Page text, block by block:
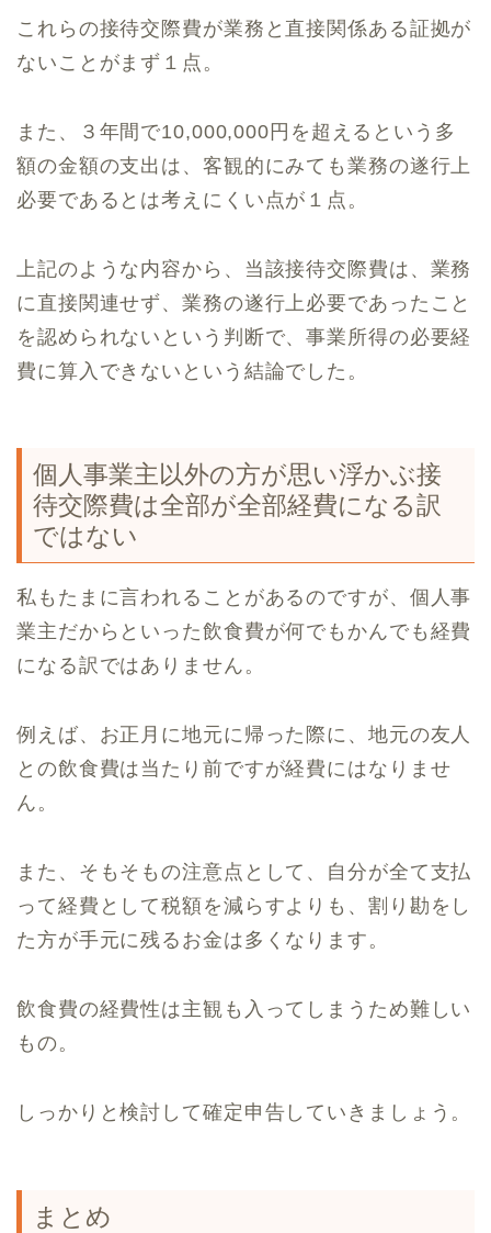
これらの接待交際費が業務と直接関係ある証拠が
ないことがまず１点。
また、３年間で10,000,000円を超えるという多
額の金額の支出は、客観的にみても業務の遂行上
必要であるとは考えにくい点が１点。
上記のような内容から、当該接待交際費は、業務
に直接関連せず、業務の遂行上必要であったこと
を認められないという判断で、事業所得の必要経
費に算入できないという結論でした。
個人事業主以外の方が思い浮かぶ接
待交際費は全部が全部経費になる訳
ではない
私もたまに言われることがあるのですが、個人事
業主だからといった飲食費が何でもかんでも経費
になる訳ではありません。
例えば、お正月に地元に帰った際に、地元の友人
との飲食費は当たり前ですが経費にはなりませ
ん。
また、そもそもの注意点として、自分が全て支払
って経費として税額を減らすよりも、割り勘をし
た方が手元に残るお金は多くなります。
飲食費の経費性は主観も入ってしまうため難しい
もの。
しっかりと検討して確定申告していきましょう。
まとめ